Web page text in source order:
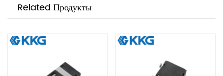
Related Продукты